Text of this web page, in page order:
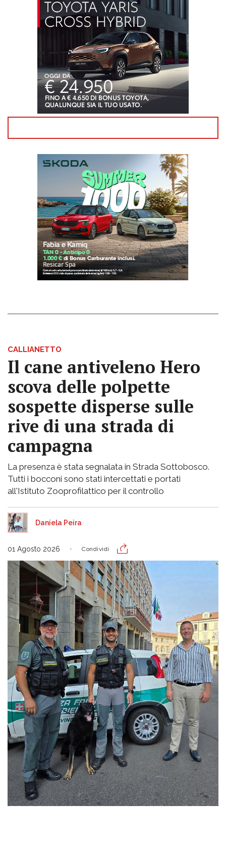
CALLIANETTO
Il cane antiveleno Hero
scova delle polpette
sospette disperse sulle
rive di una strada di
campagna
La presenza è stata segnalata in Strada Sottobosco.
Tutti i bocconi sono stati intercettati e portati
all'Istituto Zooprofilattico per il controllo
Daniela Peira
01 Agosto 2026 Condividi